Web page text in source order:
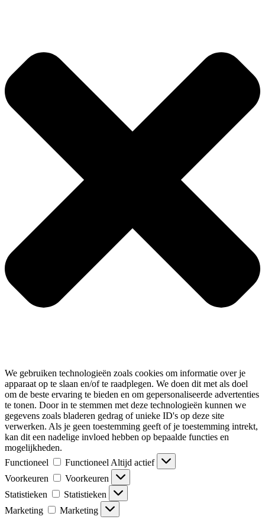
We gebruiken technologieën zoals cookies om informatie over je
apparaat op te slaan en/of te raadplegen. We doen dit met als doel
om de beste ervaring te bieden en om gepersonaliseerde advertenties
te tonen. Door in te stemmen met deze technologieën kunnen we
gegevens zoals bladeren gedrag of unieke ID's op deze site
verwerken. Als je geen toestemming geeft of je toestemming intrekt,
kan dit een nadelige invloed hebben op bepaalde functies en
mogelijkheden.
Functioneel
Functioneel Altijd actief
Voorkeuren
Voorkeuren
Statistieken
Statistieken
Marketing
Marketing